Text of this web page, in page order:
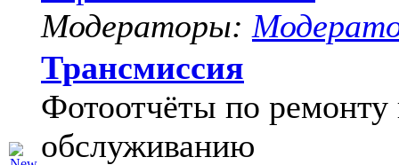
Модераторы:
Трансмиссия
Фотоотчёты по ремонту
обслуживанию